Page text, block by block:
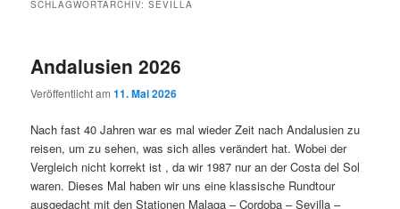
SCHLAGWORTARCHIV:SEVILLA
Andalusien 2026
Veröffentlicht am11. Mai 2026
Nach fast 40 Jahren war es mal wieder Zeit nach Andalusien zu
reisen, um zu sehen, was sich alles verändert hat. Wobei der
Vergleich nicht korrekt ist , da wir 1987 nur an der Costa del Sol
waren. Dieses Mal haben wir uns eine klassische Rundtour
ausgedacht mit den Stationen Malaga – Cordoba – Sevilla –